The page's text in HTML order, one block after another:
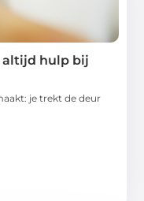
altijd hulp bij
je trekt de deur